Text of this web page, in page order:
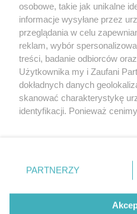
Partnerzy
Praca Szczecin
© 2026
Created
osobowe, takie jak unikalne
informacje wysyłane przez
przeglądania w celu
reklam, wybór
treści, badanie odbiorców
Użytkownika my i Zaufani
dokładnych danych
skanować charakterystykę
identyfikacji. Ponieważ
prywatności znajdujący się w
. Niektóre rodzaje
takiemu przetwarzaniu.
PARTNERZY